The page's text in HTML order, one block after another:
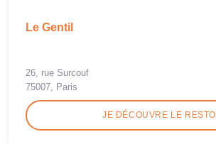
Le Gentil
26, rue Surcouf
75007, Paris
JE DÉCOUVRE LE RESTO